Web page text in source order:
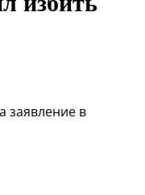
заявление в